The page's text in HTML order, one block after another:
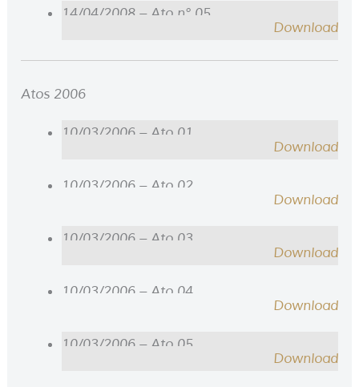
14/04/2008 – Ato n° 05
Download
Atos 2006
10/03/2006 – Ato 01
Download
10/03/2006 – Ato 02
Download
10/03/2006 – Ato 03
Download
10/03/2006 – Ato 04
Download
10/03/2006 – Ato 05
Download